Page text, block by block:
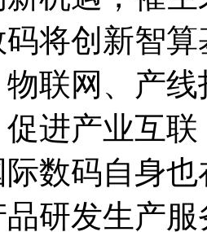
将创新智算
物联网
促进产业互
际数码自身
品研发生产